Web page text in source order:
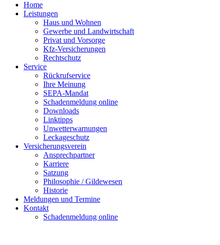
Home
Leistungen
Haus und Wohnen
Gewerbe und Landwirtschaft
Privat und Vorsorge
Kfz-Versicherungen
Rechtschutz
Service
Rückrufservice
Ihre Meinung
SEPA-Mandat
Schadenmeldung online
Downloads
Linktipps
Unwetterwarnungen
Leckageschutz
Versicherungsverein
Ansprechpartner
Karriere
Satzung
Philosophie / Gildewesen
Historie
Meldungen und Termine
Kontakt
Schadenmeldung online